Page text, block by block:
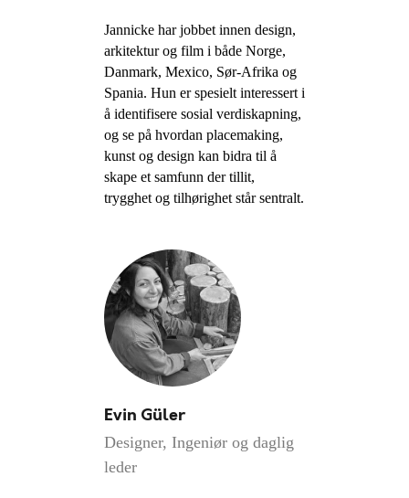
Jannicke har jobbet innen design,
arkitektur og film i både Norge,
Danmark, Mexico, Sør-Afrika og
Spania. Hun er spesielt interessert i
å identifisere sosial verdiskapning,
og se på hvordan placemaking,
kunst og design kan bidra til å
skape et samfunn der tillit,
trygghet og tilhørighet står sentralt.
Evin Güler
Designer, Ingeniør og daglig
leder